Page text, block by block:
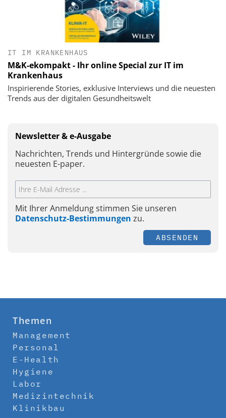
IT IM KRANKENHAUS
M&K-ekompakt - Ihr online Special zur IT im
Krankenhaus
Inspirierende Stories, exklusive Interviews und die neuesten
Trends aus der digitalen Gesundheitswelt
Newsletter & e-Ausgabe
Nachrichten, Trends und Hintergründe sowie die
neuesten E-paper.
Mit Ihrer Anmeldung stimmen Sie unseren
Datenschutz-Bestimmungen zu.
ABSENDEN
Themen
Management
Personal
E-Health
Hygiene
Labor
Medizintechnik
Klinikbau